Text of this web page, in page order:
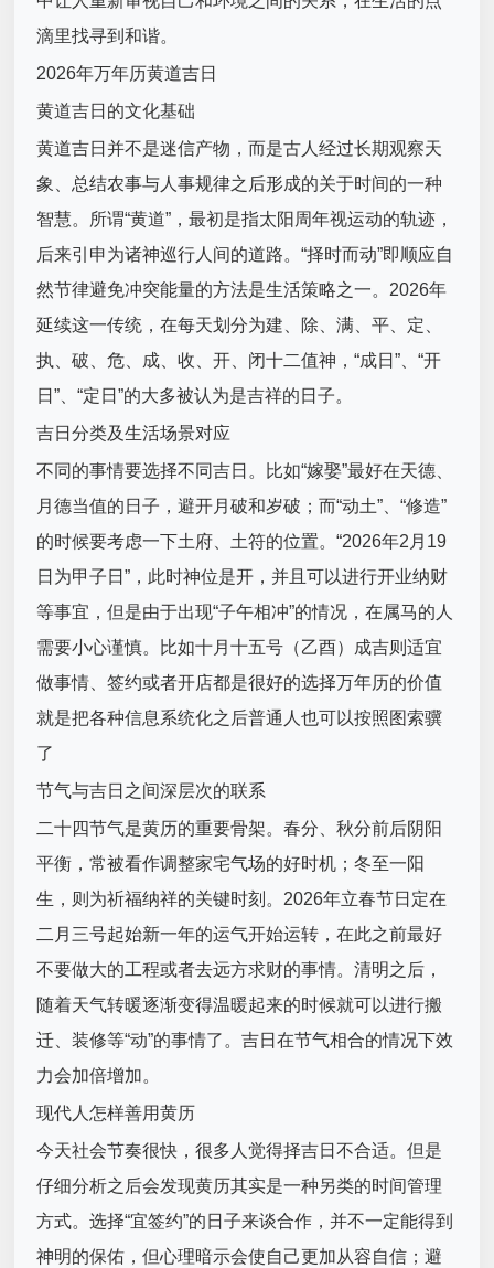
滴里找寻到和谐。
2026年万年历黄道吉日
黄道吉日的文化基础
黄道吉日并不是迷信产物，而是古人经过长期观察天
象、总结农事与人事规律之后形成的关于时间的一种
智慧。所谓“黄道”，最初是指太阳周年视运动的轨迹，
后来引申为诸神巡行人间的道路。“择时而动”即顺应自
然节律避免冲突能量的方法是生活策略之一。2026年
延续这一传统，在每天划分为建、除、满、平、定、
执、破、危、成、收、开、闭十二值神，“成日”、“开
日”、“定日”的大多被认为是吉祥的日子。
吉日分类及生活场景对应
不同的事情要选择不同吉日。比如“嫁娶”最好在天德、
月德当值的日子，避开月破和岁破；而“动土”、“修造”
的时候要考虑一下土府、土符的位置。“2026年2月19
日为甲子日”，此时神位是开，并且可以进行开业纳财
等事宜，但是由于出现“子午相冲”的情况，在属马的人
需要小心谨慎。比如十月十五号（乙酉）成吉则适宜
做事情、签约或者开店都是很好的选择万年历的价值
就是把各种信息系统化之后普通人也可以按照图索骥
了
节气与吉日之间深层次的联系
二十四节气是黄历的重要骨架。春分、秋分前后阴阳
平衡，常被看作调整家宅气场的好时机；冬至一阳
生，则为祈福纳祥的关键时刻。2026年立春节日定在
二月三号起始新一年的运气开始运转，在此之前最好
不要做大的工程或者去远方求财的事情。清明之后，
随着天气转暖逐渐变得温暖起来的时候就可以进行搬
迁、装修等“动”的事情了。吉日在节气相合的情况下效
力会加倍增加。
现代人怎样善用黄历
今天社会节奏很快，很多人觉得择吉日不合适。但是
仔细分析之后会发现黄历其实是一种另类的时间管理
方式。选择“宜签约”的日子来谈合作，并不一定能得到
神明的保佑，但心理暗示会使自己更加从容自信；避